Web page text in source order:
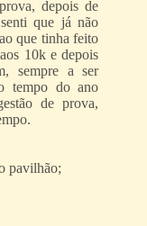
depois de
que já não
que tinha feito
10k e depois
sempre a ser
tempo do ano
de prova,
pavilhão;